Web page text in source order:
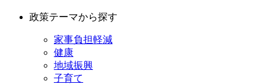
政策テーマから探す
家事負担軽減
健康
地域振興
子育て